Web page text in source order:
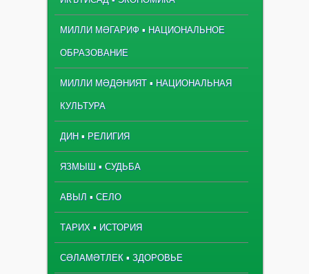
МИЛЛИ МӘГАРИФ ▪ НАЦИОНАЛЬНОЕ
ОБРАЗОВАНИЕ
МИЛЛИ МӘДӘНИЯТ ▪ НАЦИОНАЛЬНАЯ
КУЛЬТУРА
ДИН ▪ РЕЛИГИЯ
ЯЗМЫШ ▪ СУДЬБА
АВЫЛ ▪ СЕЛО
ТАРИХ ▪ ИСТОРИЯ
СӘЛАМӘТЛЕК ▪ ЗДОРОВЬЕ